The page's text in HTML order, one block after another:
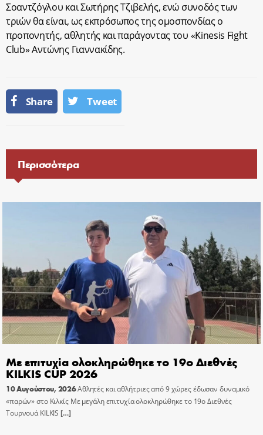
Σοαντζόγλου και Σωτήρης Τζιβελής, ενώ συνοδός των
τριών θα είναι, ως εκπρόσωπος της ομοσπονδίας ο
προπονητής, αθλητής και παράγοντας του «Kinesis Fight
Club» Αντώνης Γιαννακίδης.
Share Tweet
Περισσότερα
Με επιτυχία ολοκληρώθηκε το 19ο Διεθνές
KILKIS CUP 2026
10 Αυγούστου, 2026Αθλητές και αθλήτριες από 9 χώρες έδωσαν δυναμικό
«παρών» στο Κιλκίς Με μεγάλη επιτυχία ολοκληρώθηκε το 19ο Διεθνές
Τουρνουά KILKIS […]